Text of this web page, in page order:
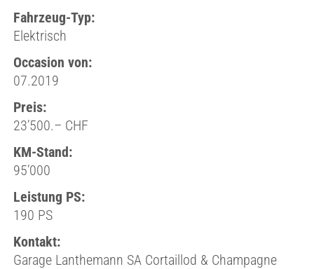
Fahrzeug-Typ:
Elektrisch
Occasion von:
07.2019
Preis:
23’500.– CHF
KM-Stand:
95’000
Leistung PS:
190 PS
Kontakt:
Garage Lanthemann SA Cortaillod & Champagne